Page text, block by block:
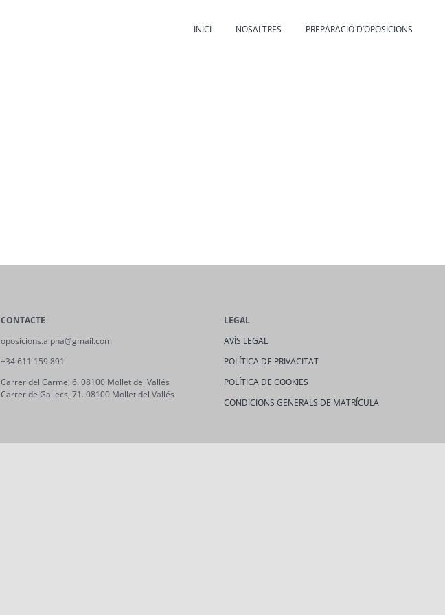
INICI NOSALTRES PREPARACIÓ D’OPOSICIONS
CONTACTE
oposicions.alpha@gmail.com
+34 611 159 891
Carrer del Carme, 6. 08100 Mollet del Vallés
Carrer de Gallecs, 71. 08100 Mollet del Vallés
LEGAL
AVÍS LEGAL
POLÍTICA DE PRIVACITAT
POLÍTICA DE COOKIES
CONDICIONS GENERALS DE MATRÍCULA